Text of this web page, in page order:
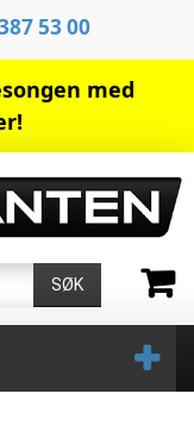
53 00
med
SØK